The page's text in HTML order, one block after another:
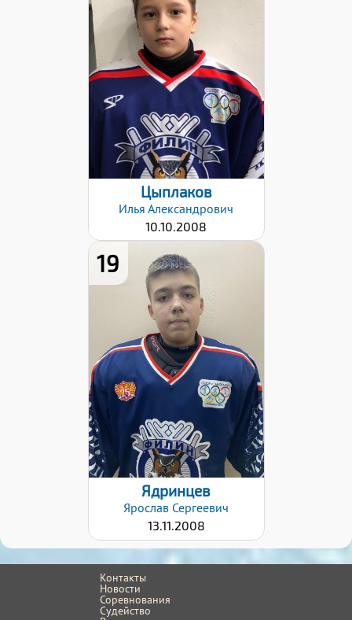
Дата заявки:
24.10.2022
Цыплаков
Илья Александрович
10.10.2008
19
Дата заявки:
27.10.2022
Ядринцев
Ярослав Сергеевич
13.11.2008
Контакты
Новости
Соревнования
Судейство